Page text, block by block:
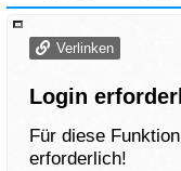
Verlinken
Login
Für diese
erforderlich!